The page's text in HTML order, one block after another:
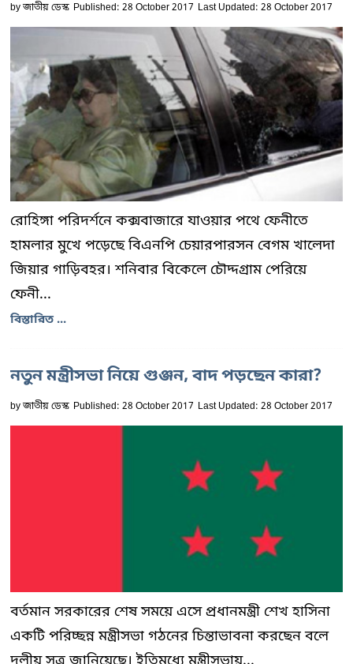
byজাতীয় ডেস্ক Published: 28 October 2017 Last Updated: 28 October 2017
রোহিঙ্গা পরিদর্শনে কক্সবাজারে যাওয়ার পথে ফেনীতে
হামলার মুখে পড়েছে বিএনপি চেয়ারপারসন বেগম খালেদা
জিয়ার গাড়িবহর। শনিবার বিকেলে চৌদ্দগ্রাম পেরিয়ে
ফেনী...
বিস্তারিত ...
নতুন মন্ত্রীসভা নিয়ে গুঞ্জন, বাদ পড়ছেন কারা?
byজাতীয় ডেস্ক Published: 28 October 2017 Last Updated: 28 October 2017
বর্তমান সরকারের শেষ সময়ে এসে প্রধানমন্ত্রী শেখ হাসিনা
একটি পরিচ্ছন্ন মন্ত্রীসভা গঠনের চিন্তাভাবনা করছেন বলে